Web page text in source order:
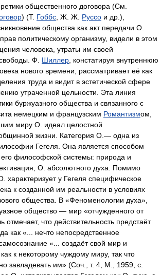
общественного договора (См.
) (Т. Гоббс , Ж. Ж. Руссо и др.),
общества как акт передачи О.
политическому организму, видели в этом
человека, утраты им своей
Ф. Шиллер , констатируя внутреннюю
нового времени, рассматривает её как
труда и видит в эстетической сфере
утраченной цельности. Эта линия
буржуазного общества и связанного с
немецким и французским Романтизмом,
миру О. идеал целостной
жизни. Категория О.— одна из
Гегеля. Она является способом
его философской системы: природа и
О. абсолютного духа. Помимо
характеризует у Гегеля специфическое
к созданной им реальности в условиях
общества. В «Феноменологии духа»,
общество — мир «отчужденного от
отмечает, что действительность предстаёт
как «... нечто непосредственное
«... создаёт свой мир и
к некоторому чуждому миру, так что
завладевать им» (Соч., т. 4, М., 1959, с.